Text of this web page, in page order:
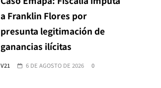
a Franklin Flores por
presunta legitimación de
ganancias ilícitas
V21 6 DE AGOSTO DE 2026 0